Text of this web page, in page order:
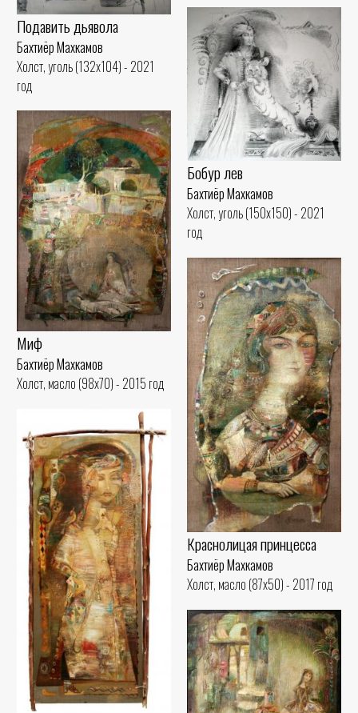
Подавить дьявола
Бахтиёр Махкамов
Холст, уголь (132x104) - 2021
год
Бобур лев
Бахтиёр Махкамов
Холст, уголь (150x150) - 2021
год
Миф
Бахтиёр Махкамов
Холст, масло (98x70) - 2015 год
Краснолицая принцесса
Бахтиёр Махкамов
Холст, масло (87x50) - 2017 год